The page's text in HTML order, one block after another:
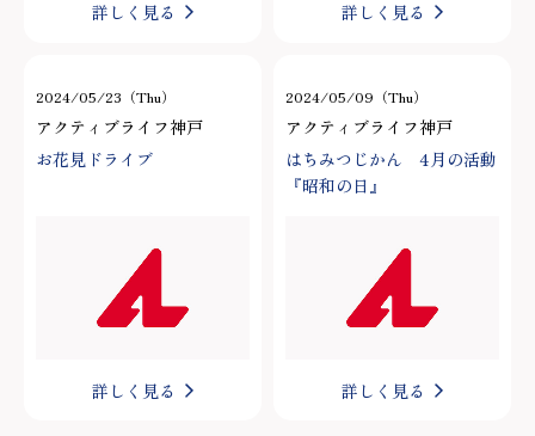
詳しく見る 詳しく見る
2024/05/23（Thu）
アクティブライフ神戸
お花見ドライブ
詳しく見る
2024/05/09（Thu）
アクティブライフ神戸
はちみつじかん 4月の活動
『昭和の日』
詳しく見る